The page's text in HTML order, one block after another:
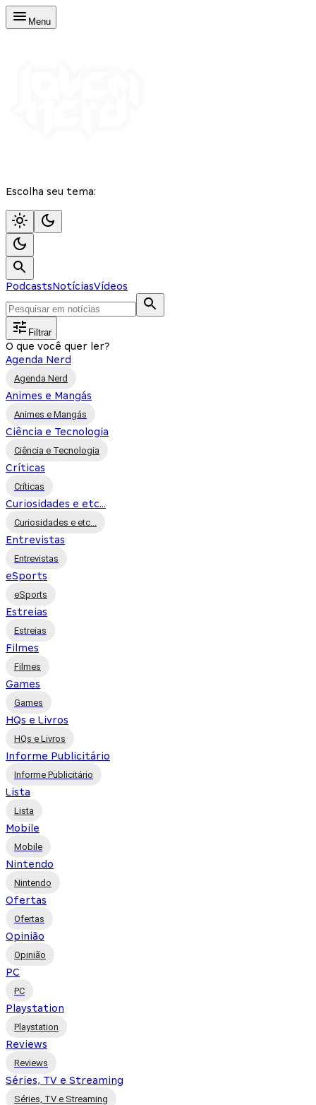
Menu
Escolha seu tema:
PodcastsNotíciasVídeos
Filtrar
O que você quer ler?
Agenda Nerd
Agenda Nerd
Animes e Mangás
Animes e Mangás
Ciência e Tecnologia
Ciência e Tecnologia
Críticas
Críticas
Curiosidades e etc...
Curiosidades e etc...
Entrevistas
Entrevistas
eSports
eSports
Estreias
Estreias
Filmes
Filmes
Games
Games
HQs e Livros
HQs e Livros
Informe Publicitário
Informe Publicitário
Lista
Lista
Mobile
Mobile
Nintendo
Nintendo
Ofertas
Ofertas
Opinião
Opinião
PC
PC
Playstation
Playstation
Reviews
Reviews
Séries, TV e Streaming
Séries, TV e Streaming